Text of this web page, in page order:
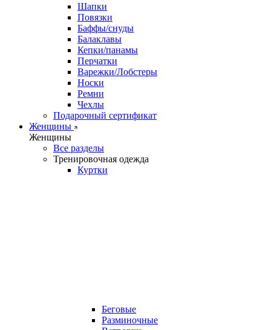
Шапки
Повязки
Баффы/снуды
Балаклавы
Кепки/панамы
Перчатки
Варежки/Лобстеры
Носки
Ремни
Чехлы
Подарочный сертификат
Женщины
Женщины
Все разделы
Тренировочная одежда
Куртки
Беговые
Разминочные